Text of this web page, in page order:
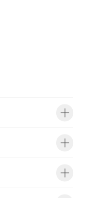
効巾900mm・m切売り）